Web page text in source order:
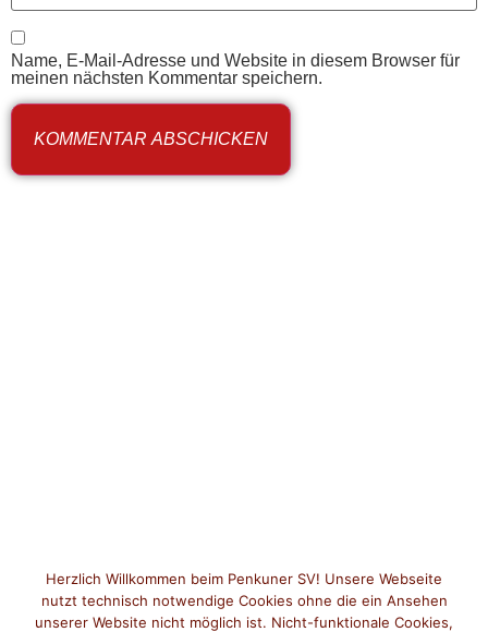
Name, E-Mail-Adresse und Website in diesem Browser für
meinen nächsten Kommentar speichern.
Herzlich Willkommen beim Penkuner SV! Unsere Webseite
nutzt technisch notwendige Cookies ohne die ein Ansehen
unserer Website nicht möglich ist. Nicht-funktionale Cookies,